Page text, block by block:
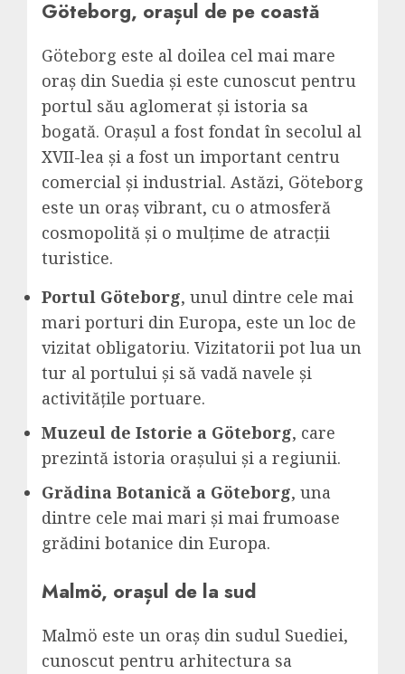
Göteborg, orașul de pe coastă
Göteborg este al doilea cel mai mare
oraș din Suedia și este cunoscut pentru
portul său aglomerat și istoria sa
bogată. Orașul a fost fondat în secolul al
XVII-lea și a fost un important centru
comercial și industrial. Astăzi, Göteborg
este un oraș vibrant, cu o atmosferă
cosmopolită și o mulțime de atracții
turistice.
Portul Göteborg, unul dintre cele mai
mari porturi din Europa, este un loc de
vizitat obligatoriu. Vizitatorii pot lua un
tur al portului și să vadă navele și
activitățile portuare.
Muzeul de Istorie a Göteborg, care
prezintă istoria orașului și a regiunii.
Grădina Botanică a Göteborg, una
dintre cele mai mari și mai frumoase
grădini botanice din Europa.
Malmö, orașul de la sud
Malmö este un oraș din sudul Suediei,
cunoscut pentru arhitectura sa